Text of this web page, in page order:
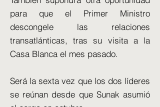
para que el Primer Ministro
descongele las relaciones
transatlánticas, tras su visita a la
Casa Blanca el mes pasado.
Será la sexta vez que los dos líderes
se reúnan desde que Sunak asumió